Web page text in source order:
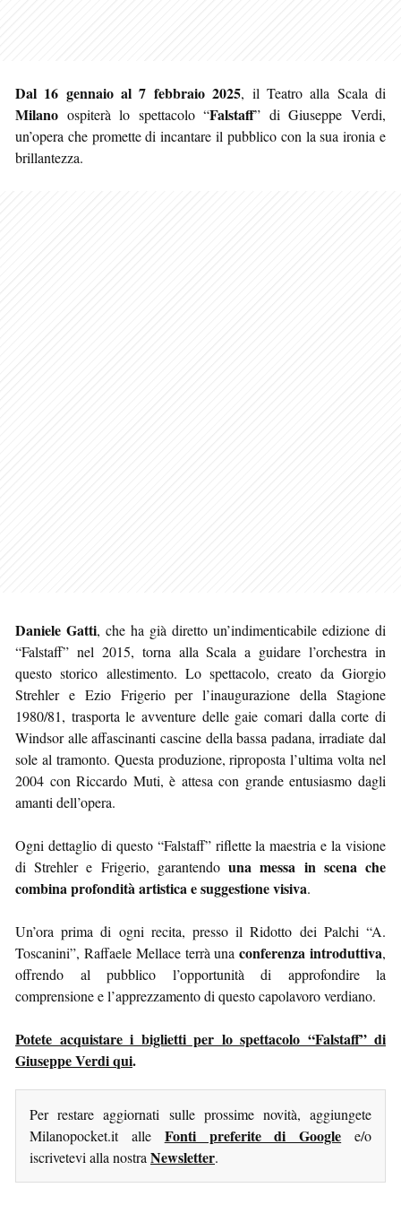
Dal 16 gennaio al 7 febbraio 2025, il Teatro alla Scala di
Milano ospiterà lo spettacolo “Falstaff” di Giuseppe Verdi,
un’opera che promette di incantare il pubblico con la sua ironia e
brillantezza.
Daniele Gatti, che ha già diretto un’indimenticabile edizione di
“Falstaff” nel 2015, torna alla Scala a guidare l’orchestra in
questo storico allestimento. Lo spettacolo, creato da Giorgio
Strehler e Ezio Frigerio per l’inaugurazione della Stagione
1980/81, trasporta le avventure delle gaie comari dalla corte di
Windsor alle affascinanti cascine della bassa padana, irradiate dal
sole al tramonto. Questa produzione, riproposta l’ultima volta nel
2004 con Riccardo Muti, è attesa con grande entusiasmo dagli
amanti dell’opera.
Ogni dettaglio di questo “Falstaff” riflette la maestria e la visione
di Strehler e Frigerio, garantendouna messa in scena che
combina profondità artistica e suggestione visiva.
Un’ora prima di ogni recita, presso il Ridotto dei Palchi “A.
Toscanini”, Raffaele Mellace terrà unaconferenza introduttiva,
offrendo al pubblico l’opportunità di approfondire la
comprensione e l’apprezzamento di questo capolavoro verdiano.
Potete acquistare i biglietti per lo spettacolo “Falstaff” di
Giuseppe Verdi qui.
Per restare aggiornati sulle prossime novità, aggiungete
Milanopocket.it alle Fonti preferite di Google e/o
iscrivetevi alla nostra Newsletter.